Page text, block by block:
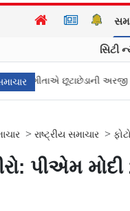
સિટી
છૂટાછેડાની અરજી પાછી
> રાષ્ટ્રીય સમાચાર >
પીએમ